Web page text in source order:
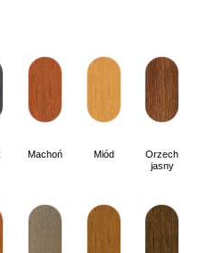
Machoń Miód
Orzech
jasny